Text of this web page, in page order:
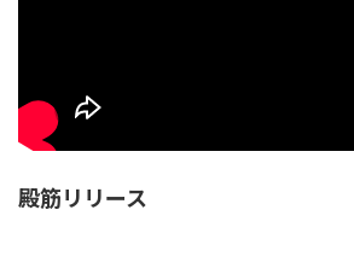
殿筋リリース